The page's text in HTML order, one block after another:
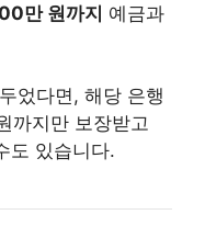
만 원까지 예금과
었다면, 해당 은행
까지만 보장받고
도 있습니다.